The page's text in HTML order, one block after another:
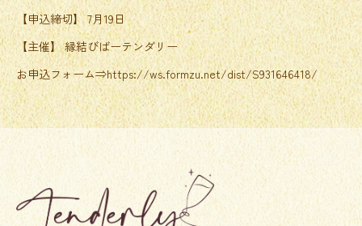
【申込締切】 7月19日
【主催】 縁結びばーテンダリー
お申込フォーム⇒https://ws.formzu.net/dist/S931646418/